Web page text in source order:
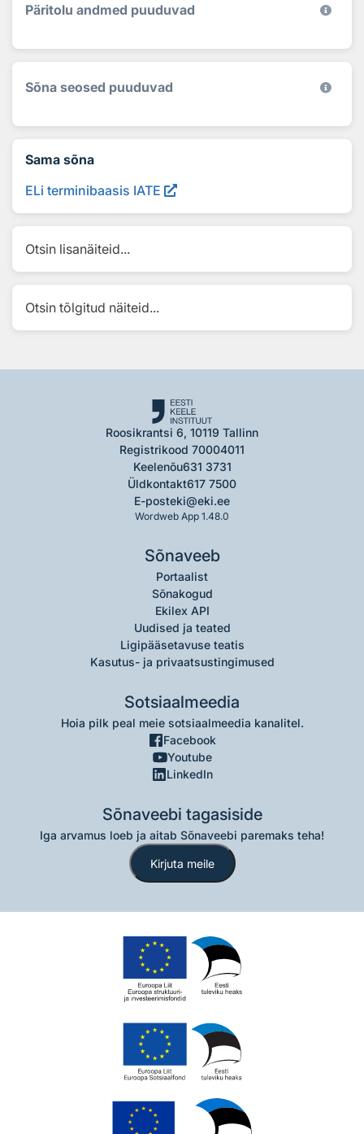
Päritolu andmed puuduvad
Sõna seosed puuduvad
Sama sõna
ELi terminibaasis IATE
Otsin lisanäiteid...
Otsin tõlgitud näiteid...
Roosikrantsi 6, 10119 Tallinn
Registrikood 70004011
Keelenõu631 3731
Üldkontakt617 7500
E-posteki@eki.ee
Wordweb App 1.48.0
Sõnaveeb
Portaalist
Sõnakogud
Ekilex API
Uudised ja teated
Ligipääsetavuse teatis
Kasutus- ja privaatsustingimused
Sotsiaalmeedia
Hoia pilk peal meie sotsiaalmeedia kanalitel.
Facebook
Youtube
LinkedIn
Sõnaveebi tagasiside
Iga arvamus loeb ja aitab Sõnaveebi paremaks teha!
Kirjuta meile